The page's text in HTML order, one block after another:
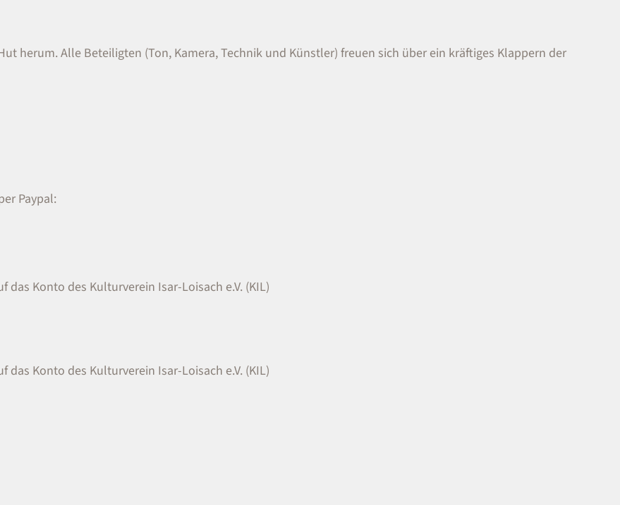
herum. Alle Beteiligten (Ton, Kamera, Technik und Künstler) freuen sich über ein kräftiges Klappern der
Paypal:
Konto des Kulturverein Isar-Loisach e.V. (KIL)
Konto des Kulturverein Isar-Loisach e.V. (KIL)